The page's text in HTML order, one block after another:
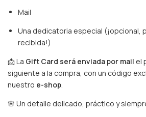
Mail
Una dedicatoria especial (¡opcional,
recibida!)
📩 La Gift Card será enviada por mail el
siguiente a la compra, con un código
nuestro e-shop.
🌸 Un detalle delicado, práctico y